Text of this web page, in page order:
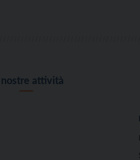
nostre attività